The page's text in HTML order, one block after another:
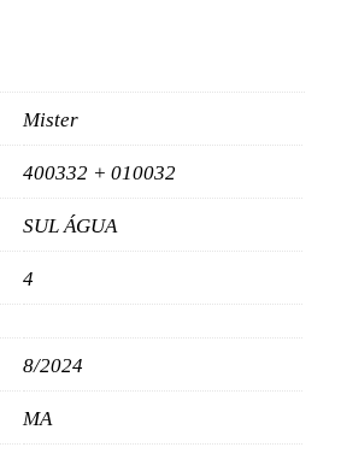
Mister
400332 + 010032
SUL ÁGUA
4
8/2024
MA